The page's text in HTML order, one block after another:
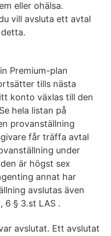
eller ohälsa.
vill avsluta ett avtal
Premium-plan
tills nästa
konto växlas till den
hela listan på
provanställning
får träffa avtal
under
är högst sex
annat har
avslutas även
6 § 3.st LAS .
avslutat. Ett avslutat